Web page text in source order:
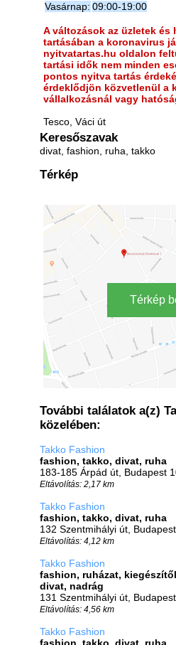
Vasárnap: 09:00-19:00
A változások az üzletek
tartásában a koronavirus
nyitvatartas.hu oldalon
tartási idők nem minden
pontos nyitva tartás
érdeklődjön közvetlenül a
vállalkozásnál vagy
Tesco, Váci út
Keresőszavak
divat, fashion, ruha, takko
Térkép
Térkép
További találatok a(z)
közelében:
Takko Fashion
fashion, takko, divat, ruha
183-185 Árpád út, Budapest
Eltávolítás: 2,17 km
Takko Fashion
fashion, takko, divat, ruha
132 Szentmihályi út,
Eltávolítás: 4,12 km
Takko Fashion
fashion, ruházat,
divat, nadrág
131 Szentmihályi út,
Eltávolítás: 4,56 km
Takko Fashion